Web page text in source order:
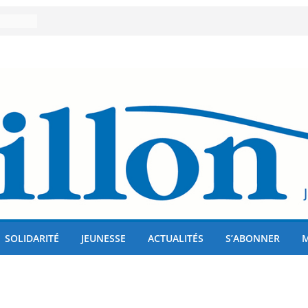
!
SOLIDARITÉ JEUNESSE ACTUALITÉS S’ABONNER